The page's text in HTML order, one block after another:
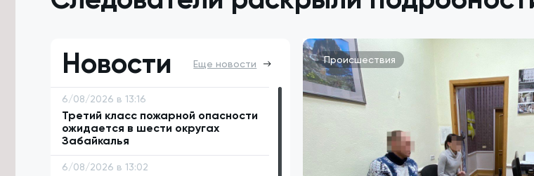
Новости
Еще новости
6/08/2026 в 13:16
Третий класс пожарной опасности
ожидается в шести округах
Забайкалья
6/08/2026 в 13:02
Происшествия